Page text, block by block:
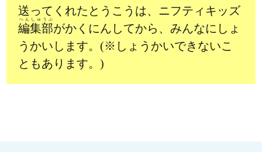
送ってくれたとうこうは、ニフティキッズ
編集部
へんしゅうぶ
がかくにんしてから、みんなにしょ
うかいします。(※しょうかいできないこ
ともあります。)